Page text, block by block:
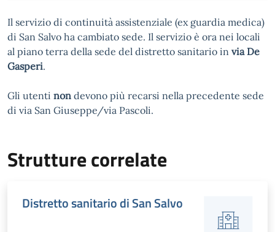
Il servizio di continuità assistenziale (ex guardia medica)
di San Salvo ha cambiato sede. Il servizio è ora nei locali
al piano terra della sede del distretto sanitario in via De
Gasperi.
Gli utenti non devono più recarsi nella precedente sede
di via San Giuseppe/via Pascoli.
Strutture correlate
Distretto sanitario di San Salvo